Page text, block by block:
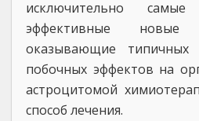
исключительно
эффективные
оказывающие типичных
побочных эффектов на
астроцитомой
способ лечения.